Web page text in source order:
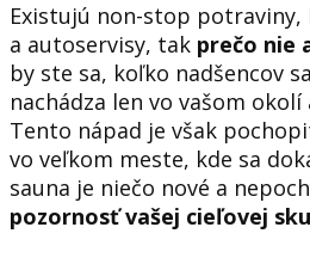
Existujú non-stop potraviny,
a autoservisy, tak prečo nie
by ste sa, koľko nadšencov
nachádza len vo vašom
Tento nápad je však
vo veľkom meste, kde sa
sauna je niečo nové a
pozornosť vašej cieľovej